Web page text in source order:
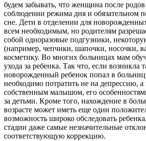
будем забывать, что женщина после
соблюдении режима дня и обязательном
сне. Дети в отделении для
всем необходимым, но родителям
собой одноразовые подгузники,
(например, чепчики, шапочки, носочки,
косметику. Во многих больницах мам
ухода за ребенка. Так что, если возникла
новорожденный ребенок попал в
необходимо потратить не на депрессию, а
собственным малышом, его
за детьми. Кроме того, нахождение в
возрасте может иметь еще один
возможность широко обследовать
стадии даже самые незначительные
соответствующую коррекцию.